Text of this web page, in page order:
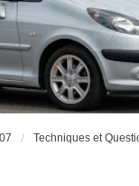
Techniques et